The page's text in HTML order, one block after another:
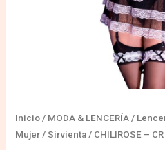
Inicio / MODA & LENCERÍA /
Mujer /Sirvienta / CHILIROSE –